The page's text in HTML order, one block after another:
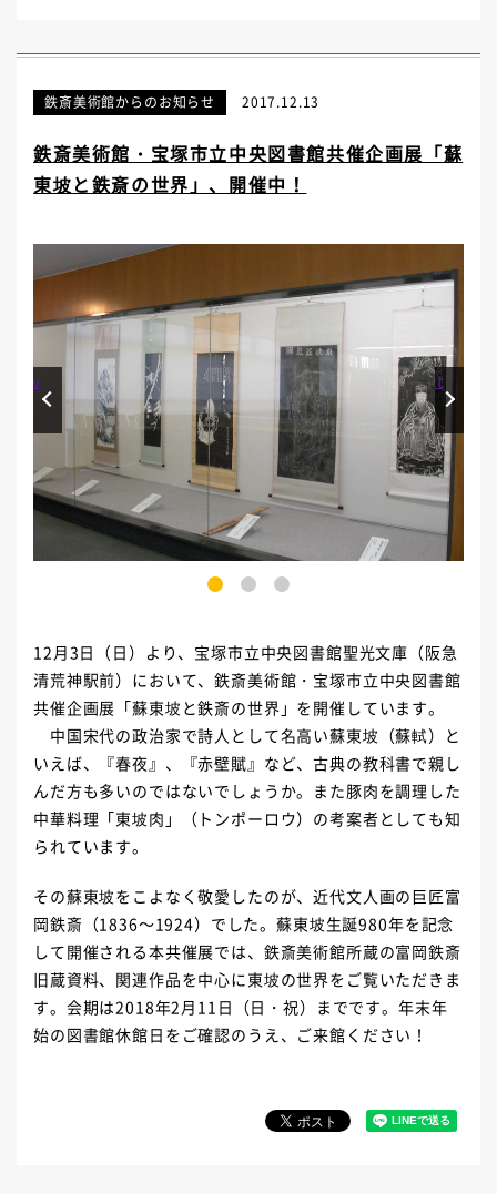
鉄斎美術館からのお知らせ 2017.12.13
鉄斎美術館・宝塚市立中央図書館共催企画展「蘇
東坡と鉄斎の世界」、開催中！
3
Prev Next
12月3日（日）より、宝塚市立中央図書館聖光文庫（阪急
清荒神駅前）において、鉄斎美術館・宝塚市立中央図書館
共催企画展「蘇東坡と鉄斎の世界」を開催しています。
中国宋代の政治家で詩人として名高い蘇東坡（蘇軾）と
いえば、『春夜』、『赤壁賦』など、古典の教科書で親し
んだ方も多いのではないでしょうか。また豚肉を調理した
中華料理「東坡肉」（トンポーロウ）の考案者としても知
られています。
その蘇東坡をこよなく敬愛したのが、近代文人画の巨匠富
岡鉄斎（1836～1924）でした。蘇東坡生誕980年を記念
して開催される本共催展では、鉄斎美術館所蔵の富岡鉄斎
旧蔵資料、関連作品を中心に東坡の世界をご覧いただきま
す。会期は2018年2月11日（日・祝）までです。年末年
始の図書館休館日をご確認のうえ、ご来館ください！